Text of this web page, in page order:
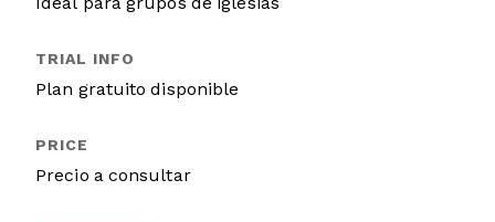
Plan gratuito disponible
Precio a consultar